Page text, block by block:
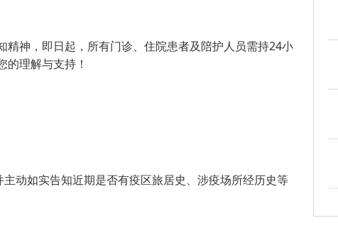
神，即日起，所有门诊、住院患者及陪护人员需持24小
理解与支持！
如实告知近期是否有疫区旅居史、涉疫场所经历史等